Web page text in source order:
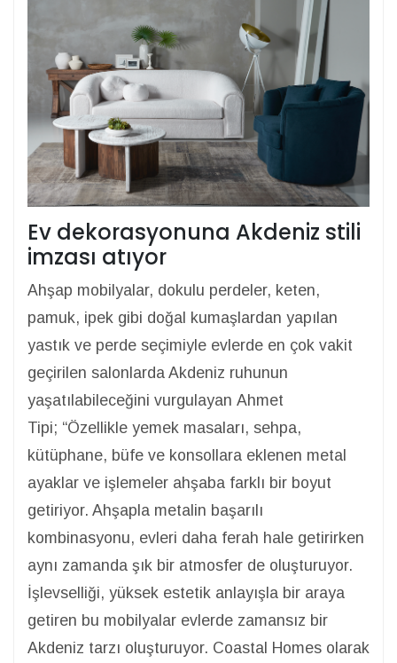
Ev dekorasyonuna Akdeniz stili
imzası atıyor
Ahşap mobilyalar, dokulu perdeler, keten,
pamuk, ipek gibi doğal kumaşlardan yapılan
yastık ve perde seçimiyle evlerde en çok vakit
geçirilen salonlarda Akdeniz ruhunun
yaşatılabileceğini vurgulayan Ahmet
Tipi; “Özellikle yemek masaları, sehpa,
kütüphane, büfe ve konsollara eklenen metal
ayaklar ve işlemeler ahşaba farklı bir boyut
getiriyor. Ahşapla metalin başarılı
kombinasyonu, evleri daha ferah hale getirirken
aynı zamanda şık bir atmosfer de oluşturuyor.
İşlevselliği, yüksek estetik anlayışla bir araya
getiren bu mobilyalar evlerde zamansız bir
Akdeniz tarzı oluşturuyor. Coastal Homes olarak